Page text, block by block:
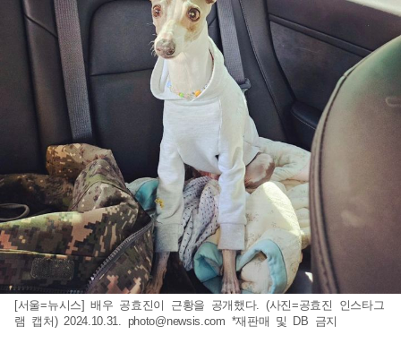
[서울=뉴시스] 배우 공효진이 근황을 공개했다. (사진=공효진 인스타그
램 캡처) 2024.10.31. photo@newsis.com *재판매 및 DB 금지